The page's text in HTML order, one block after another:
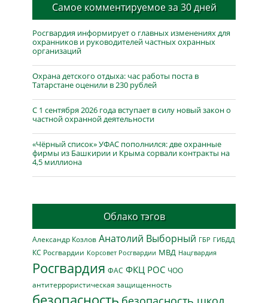
Самое комментируемое за 30 дней
Росгвардия информирует о главных изменениях для
охранников и руководителей частных охранных
организаций
Охрана детского отдыха: час работы поста в
Татарстане оценили в 230 рублей
С 1 сентября 2026 года вступает в силу новый закон о
частной охранной деятельности
«Чёрный список» УФАС пополнился: две охранные
фирмы из Башкирии и Крыма сорвали контракты на
4,5 миллиона
Облако тэгов
Александр Козлов Анатолий Выборный ГБР ГИБДД
КС Росгвардии Корсовет Росгвардии МВД Нацгвардия
Росгвардия ФАС ФКЦ РОС ЧОО
антитеррористическая защищенность